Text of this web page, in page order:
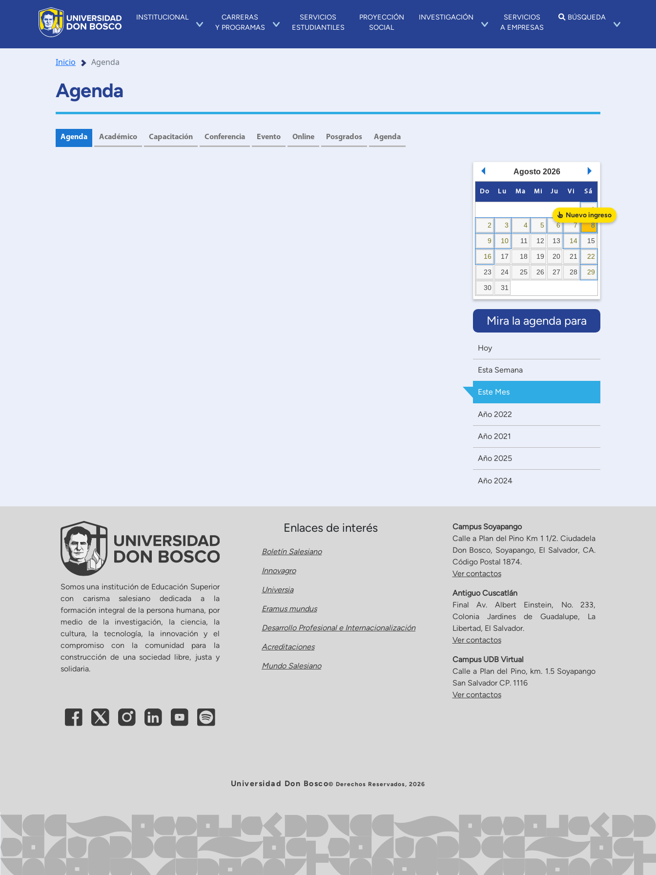
INSTITUCIONAL
CARRERAS
Y PROGRAMAS
SERVICIOS
ESTUDIANTILES
PROYECCIÓN
SOCIAL
INVESTIGACIÓN
SERVICIOS
A EMPRESAS
BÚSQUEDA
Inicio Agenda
Agenda
Agenda Académico Capacitación Conferencia Evento Online Posgrados Agenda
Agosto 2026
Do Lu Ma Mi Ju Vi Sá
1
2
3 4 5 6 7
8
9
10 11 12 13 14
15
16
17 18 19 20 21
22
23
24 25 26 27 28
29
30
31
Mira la agenda para
Hoy
Esta Semana
Este Mes
Año 2022
Año 2021
Año 2025
Año 2024
Nuevoingreso
Somos una institución de Educación Superior
con carisma salesiano dedicada a la
formación integral de la persona humana, por
medio de la investigación, la ciencia, la
cultura, la tecnología, la innovación y el
compromiso con la comunidad para la
construcción de una sociedad libre, justa y
solidaria.
Enlaces de interés
Boletín Salesiano
Innovagro
Universia
Eramus mundus
Desarrollo Profesional e Internacionalización
Acreditaciones
Mundo Salesiano
Campus Soyapango
Calle a Plan del Pino Km 1 1/2. Ciudadela
Don Bosco, Soyapango, El Salvador, CA.
Código Postal 1874.
Ver contactos
Antiguo Cuscatlán
Final Av. Albert Einstein, No. 233,
Colonia Jardines de Guadalupe, La
Libertad, El Salvador.
Ver contactos
Campus UDB Virtual
Calle a Plan del Pino, km. 1.5 Soyapango
San Salvador CP. 1116
Ver contactos
Universidad Don Bosco© Derechos Reservados, 2026